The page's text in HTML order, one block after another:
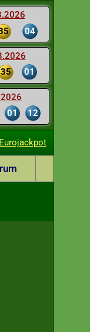
04
35 01
01 12
Eurojackpot